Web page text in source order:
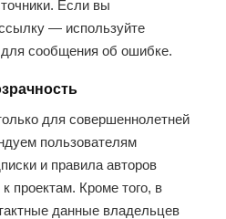
Если вы
— используйте
сообщения об ошибке.
для совершеннолетней
пользователям
и правила авторов
проектам. Кроме того, в
данные владельцев